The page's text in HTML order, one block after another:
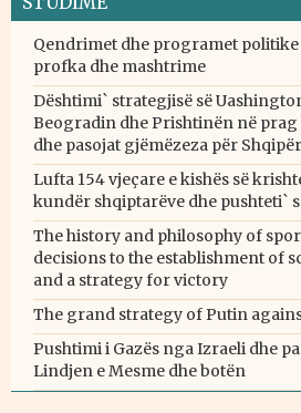
Qendrimet dhe programet politike
profka dhe mashtrime
Dështimi` strategjisë së
Beogradin dhe Prishtinën në prag
dhe pasojat gjëmëzeza për
Lufta 154 vjeçare e kishës së
kundër shqiptarëve dhe pushteti`
The history and philosophy of
decisions to the establishment of
and a strategy for victory
The grand strategy of Putin
Pushtimi i Gazës nga Izraeli dhe
Lindjen e Mesme dhe botën